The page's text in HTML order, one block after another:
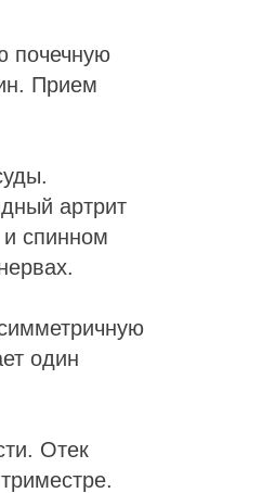
почечную
Прием
артрит
и спинном
один
Отек